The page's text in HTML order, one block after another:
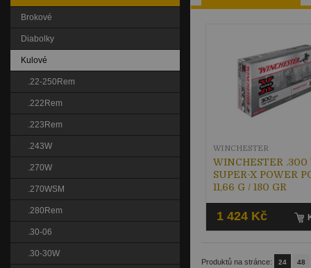
WINCHESTER .300
SUPER-X POWER
11,66 G / 180 GR
WINCHESTER
1 424 Kč
Produktů na stránce: 24 48
Brokové
Diabolky
Kulové
.22-250Rem
.222Rem
.223Rem
.243W
.270W
.270WSM
.280Rem
.30-06
.30-30W